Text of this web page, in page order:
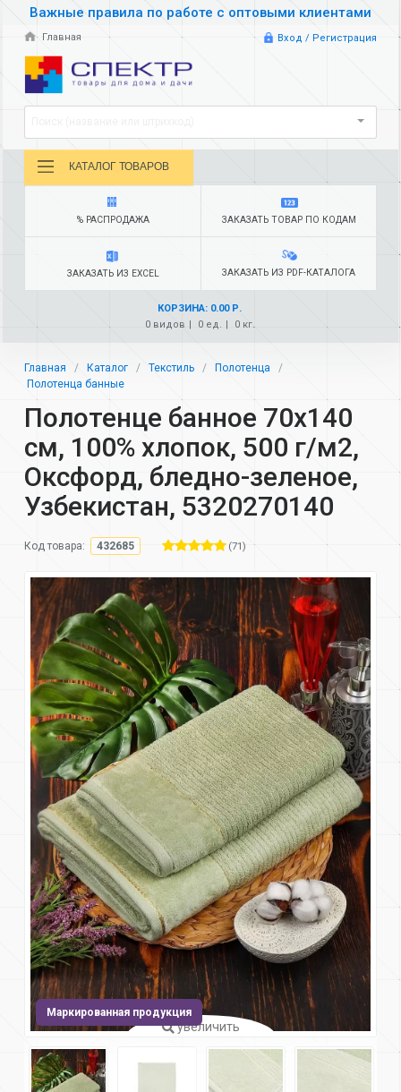
Важные правила по работе с оптовыми клиентами
Главная Вход / Регистрация
КАТАЛОГ ТОВАРОВ
% РАСПРОДАЖА ЗАКАЗАТЬ ТОВАР ПО КОДАМ
ЗАКАЗАТЬ ИЗ EXCEL ЗАКАЗАТЬ ИЗ PDF-КАТАЛОГА
КОРЗИНА: 0.00 Р.
0 видов
0 ед. 0 кг.
Главная Каталог Текстиль
Полотенца
Полотенца банные
Полотенце банное 70х140
см, 100% хлопок, 500 г/м2,
Оксфорд, бледно-зеленое,
Узбекистан, 5320270140
Код товара: 432685 (71)
увеличить
Маркированная продукция